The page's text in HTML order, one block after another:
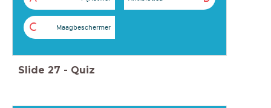
C Maagbeschermer
Slide 27 - Quiz